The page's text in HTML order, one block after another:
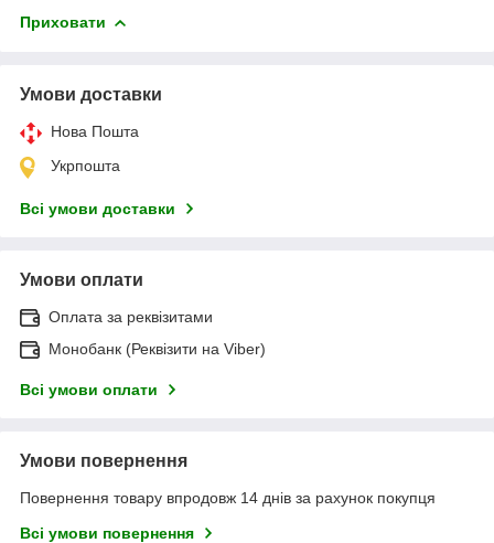
Приховати
Умови доставки
Нова Пошта
Укрпошта
Всі умови доставки
Умови оплати
Оплата за реквізитами
Монобанк (Реквізити на Viber)
Всі умови оплати
Умови повернення
Повернення товару впродовж 14 днів за рахунок покупця
Всі умови повернення